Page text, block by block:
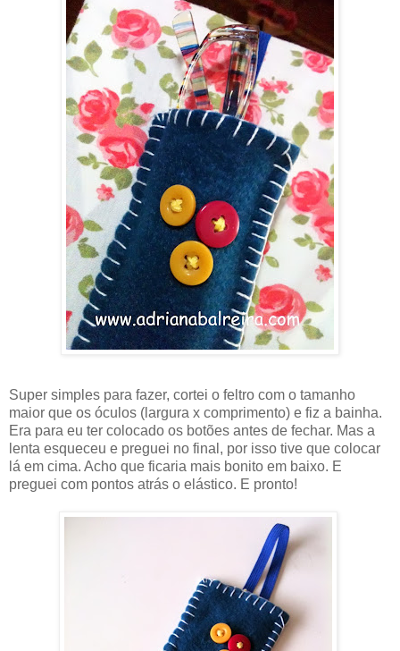
Super simples para fazer, cortei o feltro com o tamanho
maior que os óculos (largura x comprimento) e fiz a bainha.
Era para eu ter colocado os botões antes de fechar. Mas a
lenta esqueceu e preguei no final, por isso tive que colocar
lá em cima. Acho que ficaria mais bonito em baixo. E
preguei com pontos atrás o elástico. E pronto!